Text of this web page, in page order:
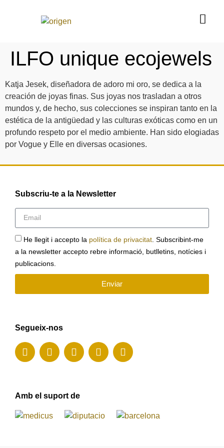
ILFO unique ecojewels
Katja Jesek, diseñadora de adoro mi oro, se dedica a la
creación de joyas finas. Sus joyas nos trasladan a otros
mundos y, de hecho, sus colecciones se inspiran tanto en la
estética de la antigüedad y las culturas exóticas como en un
profundo respeto por el medio ambiente. Han sido elogiadas
por Vogue y Elle en diversas ocasiones.
Subscriu-te a la Newsletter
He llegit i accepto la política de privacitat . Subscribint-me
a la newsletter accepto rebre informació, butlletins, notícies i
publicacions.
Enviar
Segueix-nos
Amb el suport de